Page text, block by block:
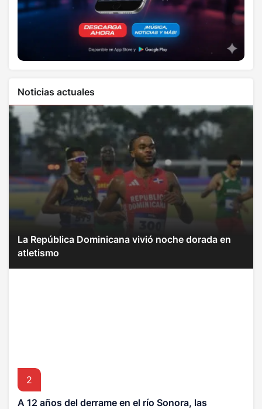
Noticias actuales
La República Dominicana vivió noche dorada en
atletismo
2
A 12 años del derrame en el río Sonora, las